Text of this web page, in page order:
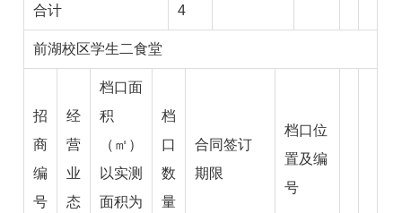
合计 4
前湖校区学生二食堂
招
商
编
号
经
营
业
态
档口面
积
（㎡）
以实测
面积为
档
口
数
量
合同签订
期限
档口位
置及编
号